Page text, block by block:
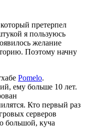
претерпел
я пользуюсь
желание
Поэтому начну
Pomelo.
ему больше 10 лет.
Кто первый раз
серверов
большой, куча